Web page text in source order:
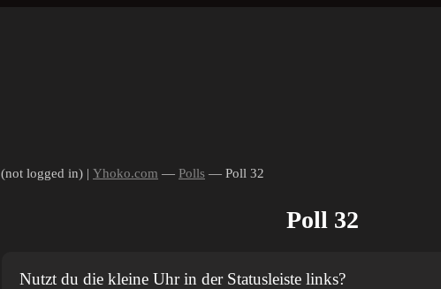
(not logged in) | Yhoko.com — Polls — Poll 32
Poll 32
Nutzt du die kleine Uhr in der Statusleiste links?